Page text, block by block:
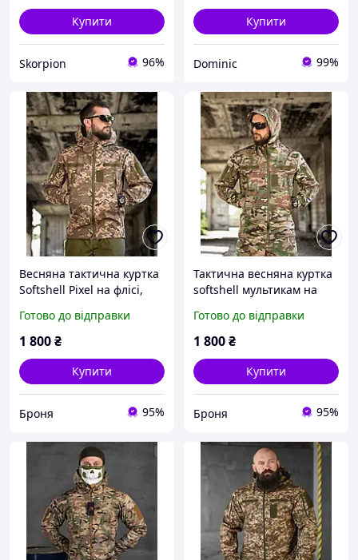
Купити
Skorpion 96%
Купити
Dominic 99%
Весняна тактична куртка
Softshell Pixel на флісі,
софтшелл піксель
вологостійка армійська
Готово до відправки
1 800₴
Купити
Броня 95%
Тактична весняна куртка
softshell мультикам на
софтшел multicam не
промокає ссу
Готово до відправки
1 800₴
Купити
Броня 95%